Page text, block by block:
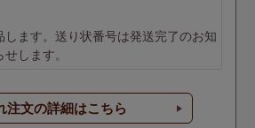
します。送り状番号は発送完了のお知
します。
注文の詳細はこちら